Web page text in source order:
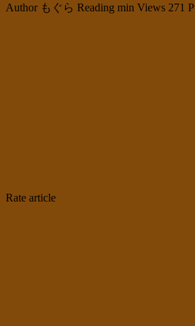
Authorもぐら Reading min Views 271
Rate article